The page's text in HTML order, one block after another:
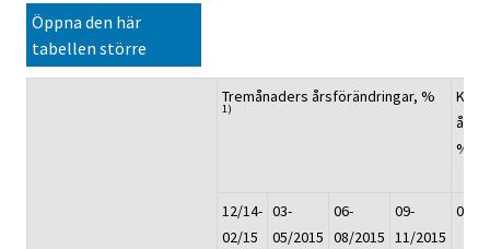
Öppna den här
tabellen större
Tremånaders årsförändringar, %
1)
%
12/14-
02/15
03-
05/2015
06-
08/2015
09-
11/2015
01-